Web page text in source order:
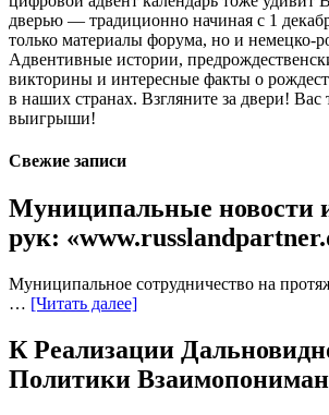
дверью — традиционно начиная с 1
только материалы форума, но и немецко-
Адвентивные истории,
викторины и интересные факты о
в наших странах. Взгляните за двери!
выигрыши!
Свежие записи
Муниципальные новости
рук:
Муниципальное сотрудничество на
… [Читать далее]
К Реализации
Политики